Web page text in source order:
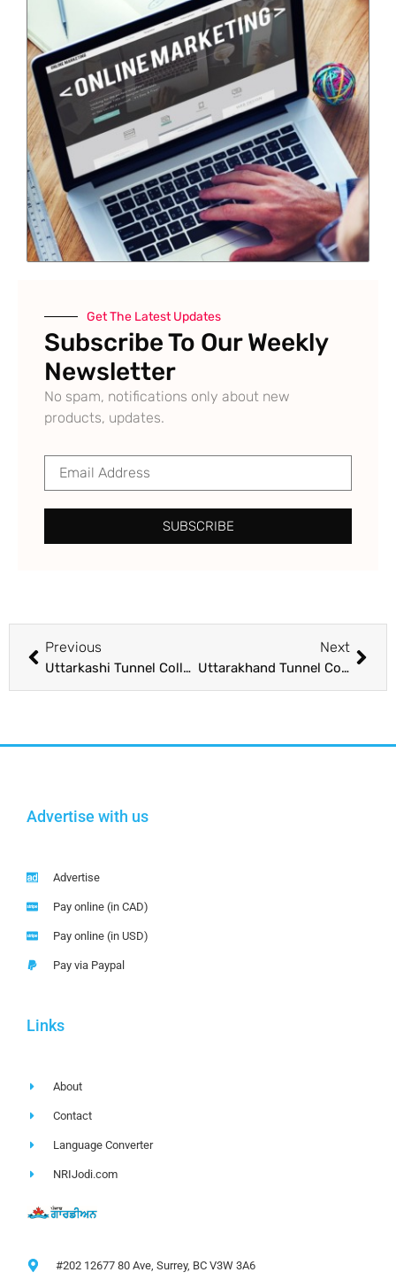
Get The Latest Updates
Subscribe To Our Weekly
Newsletter
No spam, notifications only about new
products, updates.
SUBSCRIBE
Previous
Uttarkashi Tunnel Collapse: ਕੇਂਦਰ ਨੇ ਜਾਰੀ ਕੀਤੀ ਐਡਵਾਈਜ਼ਰੀ, ਟੀਵੀ ਚੈਨਲਾਂ ਨੂੰ ਘਟਨਾ ਨੂੰ ‘ਸਨਸਨੀਖੇਜ਼’ ਨਾ ਕਰਨ ਲਈ ਕਿਹਾ
Next
Uttarakhand Tunnel Collapse Updates: ‘ਮੈਂ ਠੀਕ ਹਾਂ ਮਾਂ’, ਸੁਰੰਗ ‘ਚ ਫਸੇ ਮਜ਼ਦੂਰ ਦੀਆਂ ਗੱਲਾਂ ਸੁਣ ਕੇ ਬਚਾਅ ਟੀਮ ਦੀਆਂ ਅੱਖਾਂ ਹੋਈਆਂ ਨਮ ; ਜਾਣੋ ਹੁਣ ਤੱਕ ਕੀ ਹੋਇਆ?
Advertise with us
Advertise
Pay online (in CAD)
Pay online (in USD)
Pay via Paypal
Links
About
Contact
Language Converter
NRIJodi.com
#202 12677 80 Ave, Surrey, BC V3W 3A6